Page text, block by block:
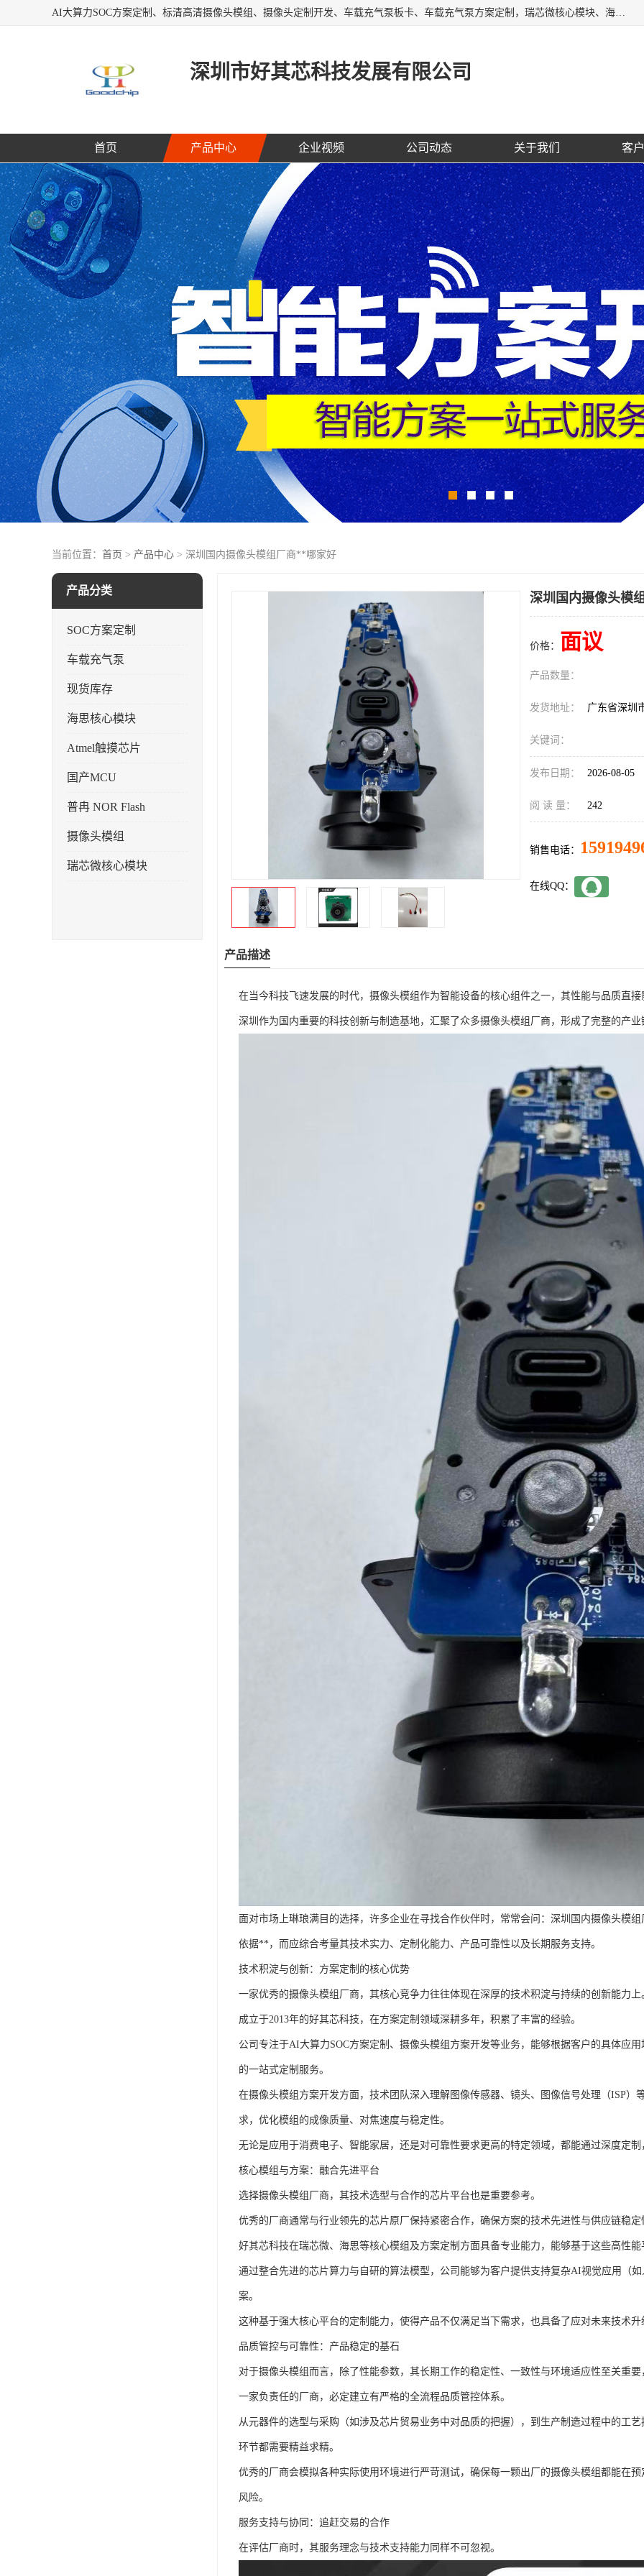
AI大算力SOC方案定制、标清高清摄像头模组、摄像头定制开发、车载充气泵板卡、车载充气泵方案定制，瑞芯微核心模块、海思核心模块、AI网关、边缘网关、边缘盒子、工控机、工业网关，Atmel触摸芯片、MCU、nor flash
深圳市好其芯科技发展有限公司
首页 产品中心 企业视频 公司动态 关于我们 客
当前位置： 首页 > 产品中心 > 深圳国内摄像头模组厂商**哪家好
产品分类
SOC方案定制
车载充气泵
现货库存
海思核心模块
Atmel触摸芯片
国产MCU
普冉 NOR Flash
摄像头模组
瑞芯微核心模块
深圳国内摄像头模
价格： 面议
产品数量：
发货地址： 广东省深圳
关键词：
发布日期： 2026-08-05
阅 读 量： 242
销售电话：
在线QQ：
产品描述
在当今科技飞速发展的时代，摄像头模组作为智能设备的核心组件之一，其性能与品质直接
深圳作为国内重要的科技创新与制造基地，汇聚了众多摄像头模组厂商，形成了完整的产业
面对市场上琳琅满目的选择，许多企业在寻找合作伙伴时，常常会问：深圳国内摄像头模
依据**，而应综合考量其技术实力、定制化能力、产品可靠性以及长期服务支持。
技术积淀与创新：方案定制的核心优势
一家优秀的摄像头模组厂商，其核心竞争力往往体现在深厚的技术积淀与持续的创新能力上
成立于2013年的好其芯科技，在方案定制领域深耕多年，积累了丰富的经验。
公司专注于AI大算力SOC方案定制、摄像头模组方案开发等业务，能够根据客户的具体应
的一站式定制服务。
在摄像头模组方案开发方面，技术团队深入理解图像传感器、镜头、图像信号处理（ISP）
求，优化模组的成像质量、对焦速度与稳定性。
无论是应用于消费电子、智能家居，还是对可靠性要求更高的特定领域，都能通过深度定制
核心模组与方案：融合先进平台
选择摄像头模组厂商，其技术选型与合作的芯片平台也是重要参考。
优秀的厂商通常与行业领先的芯片原厂保持紧密合作，确保方案的技术先进性与供应链稳定
好其芯科技在瑞芯微、海思等核心模组及方案定制方面具备专业能力，能够基于这些高性
通过整合先进的芯片算力与自研的算法模型，公司能够为客户提供支持复杂AI视觉应用（
案。
这种基于强大核心平台的定制能力，使得产品不仅满足当下需求，也具备了应对未来技术升
品质管控与可靠性：产品稳定的基石
对于摄像头模组而言，除了性能参数，其长期工作的稳定性、一致性与环境适应性至关重要
一家负责任的厂商，必定建立有严格的全流程品质管控体系。
从元器件的选型与采购（如涉及芯片贸易业务中对品质的把握），到生产制造过程中的工
环节都需要精益求精。
优秀的厂商会模拟各种实际使用环境进行严苛测试，确保每一颗出厂的摄像头模组都能在
风险。
服务支持与协同：追赶交易的合作
在评估厂商时，其服务理念与技术支持能力同样不可忽视。